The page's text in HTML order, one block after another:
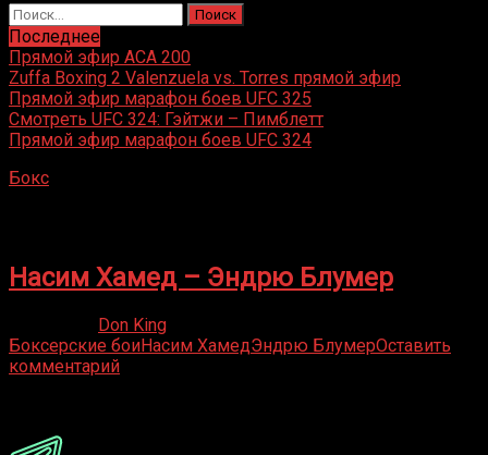
Найти:
Последнее
Прямой эфир ACA 200
Zuffa Boxing 2 Valenzuela vs. Torres прямой эфир
Прямой эфир марафон боев UFC 325
Смотреть UFC 324: Гэйтжи – Пимблетт
Прямой эфир марафон боев UFC 324
Бокс
Насим Хамед – Эндрю Блумер
Don King
Боксерские боиНасим ХамедЭндрю БлумерОставить
комментарий